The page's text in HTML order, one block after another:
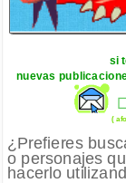
si
nuevas
(
¿Prefieres
o personajes
hacerlo